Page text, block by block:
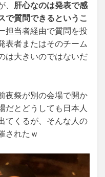
、 肝心なのは発表で感
で質問できるというこ
担当者経由で質問を投
表者またはそのチーム
は大きいのではないだ
夜祭が別の会場で開か
だとどうしても日本人
てくるが、そんな人の
されたｗ